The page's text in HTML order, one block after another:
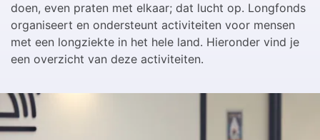
doen, even praten met elkaar; dat lucht op. Longfonds
organiseert en ondersteunt activiteiten voor mensen
met een longziekte in het hele land. Hieronder vind je
een overzicht van deze activiteiten.